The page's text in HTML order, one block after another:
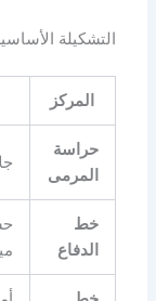
التشكيلة
المركز
حراسة
المرمى
خط
الدفاع